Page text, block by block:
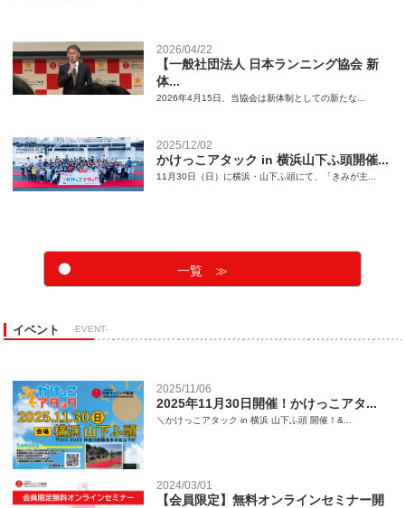
2026/04/22
【一般社団法人 日本ランニング協会 新
体...
2026年4月15日、当協会は新体制としての新たな...
2025/12/02
かけっこアタック in 横浜山下ふ頭開催...
11月30日（日）に横浜・山下ふ頭にて、「きみが主...
一覧 ≫
イベント -EVENT-
2025/11/06
2025年11月30日開催！かけっこアタ...
＼かけっこアタック in 横浜 山下ふ頭 開催！&...
2024/03/01
【会員限定】無料オンラインセミナー開